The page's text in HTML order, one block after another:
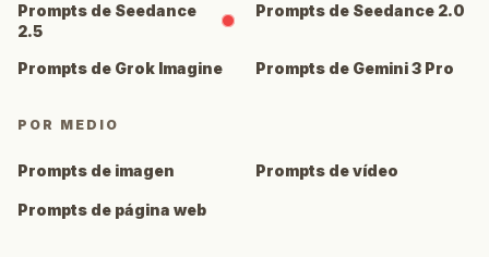
Prompts de Seedance
2.5
Prompts de Seedance 2.0
Prompts de Grok Imagine Prompts de Gemini 3 Pro
POR MEDIO
Prompts de imagen Prompts de vídeo
Prompts de página web